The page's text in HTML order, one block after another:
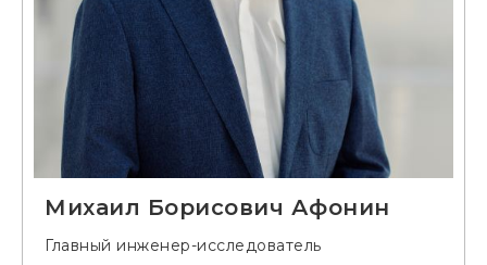
Михаил Борисович Афонин
Главный инженер-исследователь